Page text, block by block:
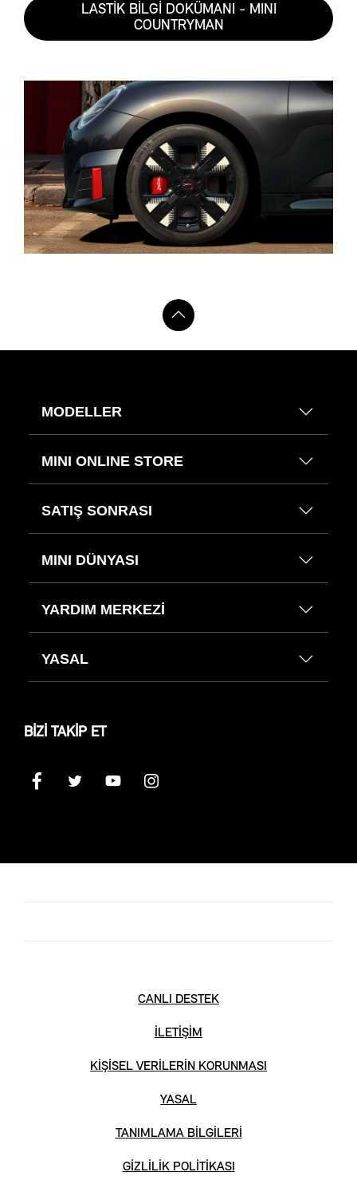
LASTİK BİLGİ DOKÜMANI - MINI
COUNTRYMAN
MODELLER
MINI ONLINE STORE
SATIŞ SONRASI
MINI DÜNYASI
YARDIM MERKEZİ
YASAL
BİZİ TAKİP ET
CANLI DESTEK
İLETİŞİM
KİŞİSEL VERİLERİN KORUNMASI
YASAL
TANIMLAMA BİLGİLERİ
GİZLİLİK POLİTİKASI